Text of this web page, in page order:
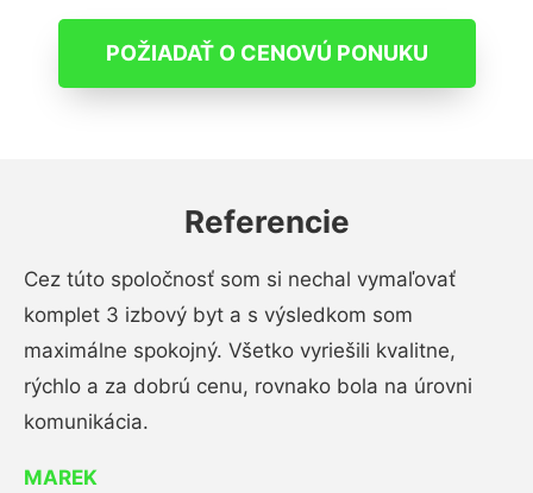
POŽIADAŤ O CENOVÚ PONUKU
Referencie
Cez túto spoločnosť som si nechal vymaľovať
komplet 3 izbový byt a s výsledkom som
maximálne spokojný. Všetko vyriešili kvalitne,
rýchlo a za dobrú cenu, rovnako bola na úrovni
komunikácia.
MAREK